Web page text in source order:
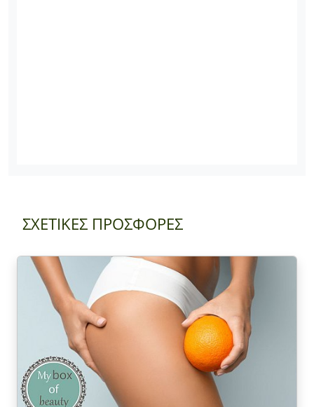
ΣΧΕΤΙΚΕΣ ΠΡΟΣΦΟΡΕΣ